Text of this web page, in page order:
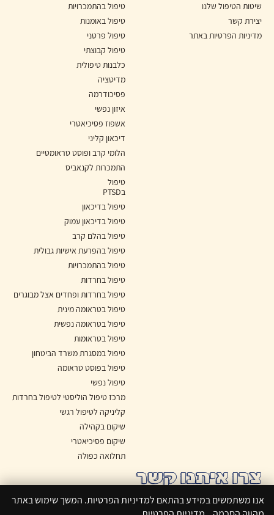
שיטות הטיפול שלנו
יצירת קשר
מדיניות הפרטיות באתר
טיפול בהתמכרויות
טיפול באומנות
טיפול פרטני
טיפול קבוצתי
כלבנות טיפולית
מדיטציה
פסיכודרמה
איזון נפשי
אשפוז פסיכיאטרי
דיכאון קליני
הלומי קרב ופוסט טראומטיים
התמכרות לקנאביס
טיפול
בPTSD
טיפול בדיכאון
טיפול בדיכאון עמוק
טיפול בהלם קרב
טיפול בהפרעת אישיות גבולית
טיפול בהתמכרויות
טיפול בחרדות
טיפול בחרדות ופחדים אצל מבוגרים
טיפול בטראומה מינית
טיפול בטראומה נפשית
טיפול בטראומות
טיפול במסגרת משרד הביטחון
טיפול בפוסט טראומה
טיפול נפשי
מרכז טיפול הוליסטי לטיפול בחרדות
קליניקה לטיפול רגשי
שיקום בקהילה
שיקום פסיכיאטרי
תחלואה כפולה
צרו איתנו קשר
היסמין 8, הרצליה פיתוח
אנו משתמשים במידע בהתאם למדיניות הפרטיות. המשך שימוש באתר